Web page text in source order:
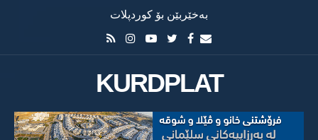
بەخێربێن بۆ کوردپلات
KURDPLAT